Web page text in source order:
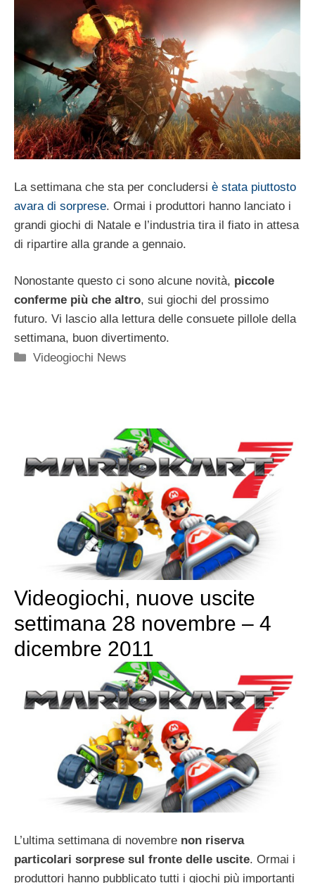
La settimana che sta per concludersi è stata piuttosto
avara di sorprese. Ormai i produttori hanno lanciato i
grandi giochi di Natale e l’industria tira il fiato in attesa
di ripartire alla grande a gennaio.
Nonostante questo ci sono alcune novità, piccole
conferme più che altro, sui giochi del prossimo
futuro. Vi lascio alla lettura delle consuete pillole della
settimana, buon divertimento.
Categorie
Videogiochi News
Videogiochi, nuove uscite
settimana 28 novembre – 4
dicembre 2011
L’ultima settimana di novembre non riserva
particolari sorprese sul fronte delle uscite. Ormai i
produttori hanno pubblicato tutti i giochi più importanti